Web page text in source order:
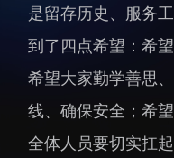
是留存历史、服务
到了四点希望：希
希望大家勤学善思
线、确保安全；希
全体人员要切实扛